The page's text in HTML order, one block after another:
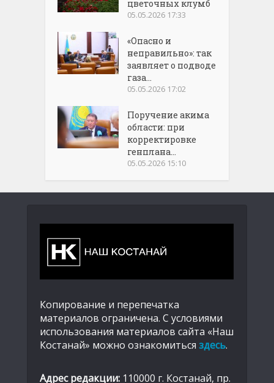
цветочных клумб
05.05.2026 17:33
«Опасно и
неправильно»: так
заявляет о подводе
газа...
05.05.2026 17:02
Поручение акима
области: при
корректировке
генплана...
05.05.2026 15:10
Копирование и перепечатка
материалов ограничена. С условиями
использования материалов сайта «Наш
Костанай» можно ознакомиться здесь.
Адрес редакции: 110000 г. Костанай, пр.